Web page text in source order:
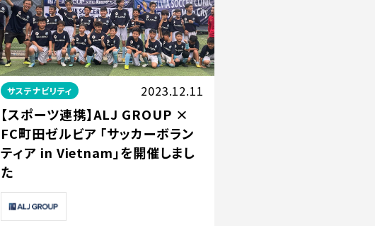
サステナビリティ 2023.12.11
【スポーツ連携】ALJ GROUP ×
FC町田ゼルビア 「サッカーボラン
ティア in Vietnam」を開催しまし
た